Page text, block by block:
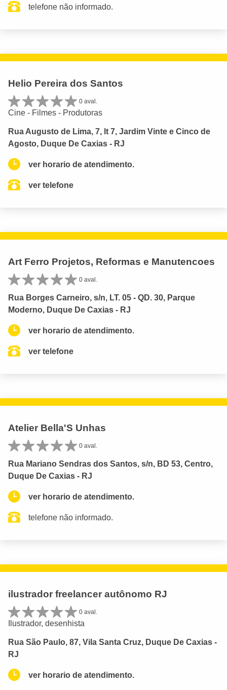
telefone não informado.
Helio Pereira dos Santos
0 aval.
Cine - Filmes - Produtoras
Rua Augusto de Lima, 7, lt 7, Jardim Vinte e Cinco de
Agosto, Duque De Caxias - RJ
ver horario de atendimento.
ver telefone
Art Ferro Projetos, Reformas e Manutencoes
0 aval.
Rua Borges Carneiro, s/n, LT. 05 - QD. 30, Parque
Moderno, Duque De Caxias - RJ
ver horario de atendimento.
ver telefone
Atelier Bella'S Unhas
0 aval.
Rua Mariano Sendras dos Santos, s/n, BD 53, Centro,
Duque De Caxias - RJ
ver horario de atendimento.
telefone não informado.
ilustrador freelancer autônomo RJ
0 aval.
Ilustrador, desenhista
Rua São Paulo, 87, Vila Santa Cruz, Duque De Caxias -
RJ
ver horario de atendimento.